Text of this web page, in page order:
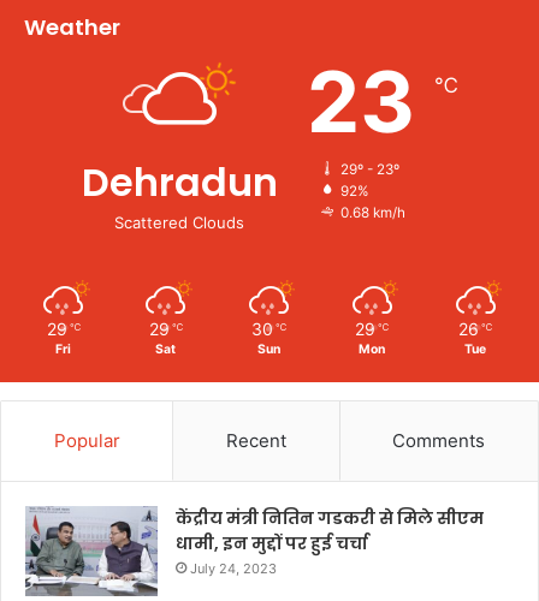
Weather
Dehradun
Scattered Clouds
23 ℃
29º - 23º
92%
0.68 km/h
29 ℃
Fri
29 ℃
Sat
30 ℃
Sun
29 ℃
Mon
26 ℃
Tue
Popular Recent Comments
केंद्रीय मंत्री नितिन गडकरी से मिले सीएम
धामी, इन मुद्दों पर हुई चर्चा
July 24, 2023